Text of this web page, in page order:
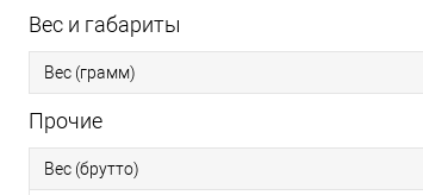
Вес и габариты
Вес (грамм)
Прочие
Вес (брутто)